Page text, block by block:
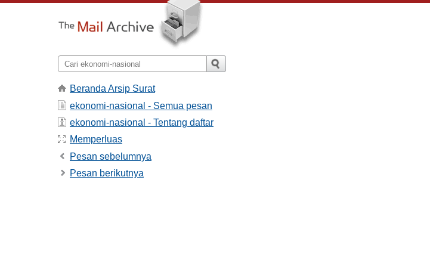
Beranda Arsip Surat
ekonomi-nasional - Semua pesan
ekonomi-nasional - Tentang daftar
Memperluas
Pesan sebelumnya
Pesan berikutnya